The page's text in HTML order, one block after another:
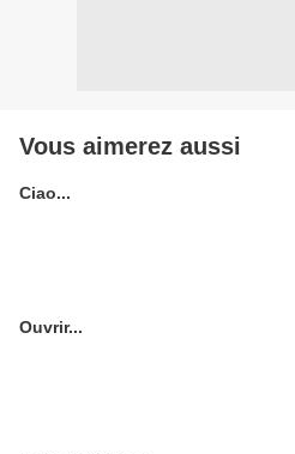
Vous aimerez aussi
Ciao...
Ouvrir...